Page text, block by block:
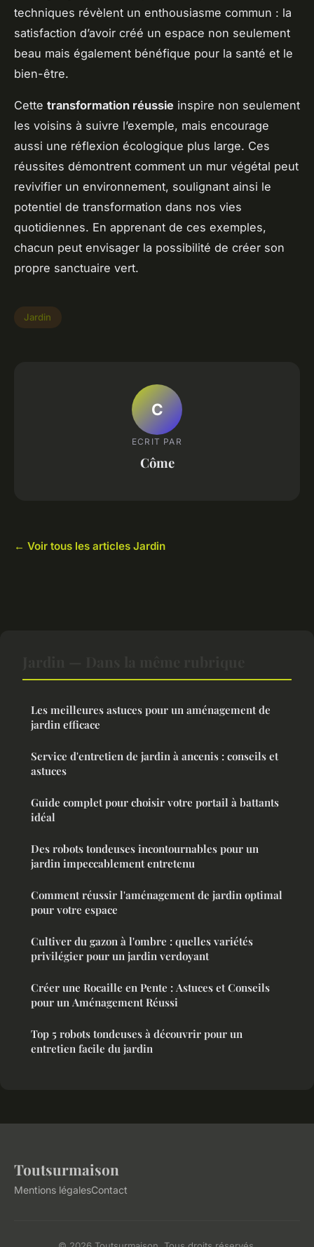
techniques révèlent un enthousiasme commun : la
satisfaction d’avoir créé un espace non seulement
beau mais également bénéfique pour la santé et le
bien-être.
Cette transformation réussie inspire non seulement
les voisins à suivre l’exemple, mais encourage
aussi une réflexion écologique plus large. Ces
réussites démontrent comment un mur végétal peut
revivifier un environnement, soulignant ainsi le
potentiel de transformation dans nos vies
quotidiennes. En apprenant de ces exemples,
chacun peut envisager la possibilité de créer son
propre sanctuaire vert.
Jardin
C
ECRIT PAR
Côme
← Voir tous les articles Jardin
Les meilleures astuces pour un aménagement de
jardin efficace
Service d'entretien de jardin à ancenis : conseils et
astuces
Guide complet pour choisir votre portail à battants
idéal
Des robots tondeuses incontournables pour un
jardin impeccablement entretenu
Comment réussir l'aménagement de jardin optimal
pour votre espace
Cultiver du gazon à l'ombre : quelles variétés
privilégier pour un jardin verdoyant
Créer une Rocaille en Pente : Astuces et Conseils
pour un Aménagement Réussi
Top 5 robots tondeuses à découvrir pour un
entretien facile du jardin
Toutsurmaison
Mentions légalesContact